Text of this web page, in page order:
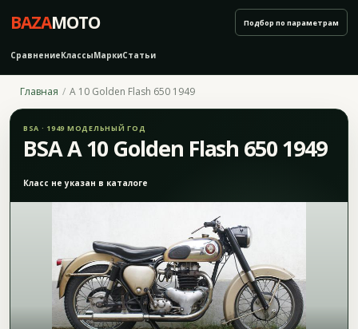
BAZAMOTO
СравнениеКлассыМаркиСтатьи
Подбор по параметрам
Главная A 10 Golden Flash 650 1949
BSA · 1949 МОДЕЛЬНЫЙ ГОД
BSA A 10 Golden Flash 650 1949
Класс не указан в каталоге